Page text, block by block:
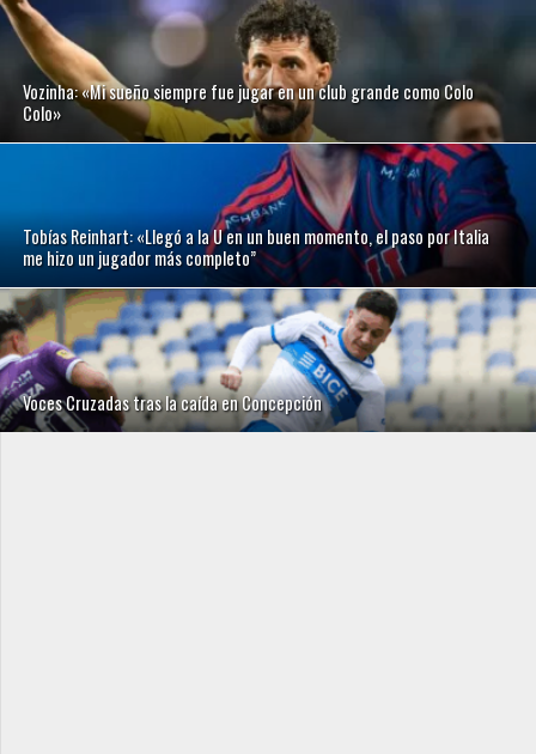
Vozinha: «Mi sueño siempre fue jugar en un club grande como Colo
Colo»
Tobías Reinhart: «Llegó a la U en un buen momento, el paso por Italia
me hizo un jugador más completo”
Voces Cruzadas tras la caída en Concepción